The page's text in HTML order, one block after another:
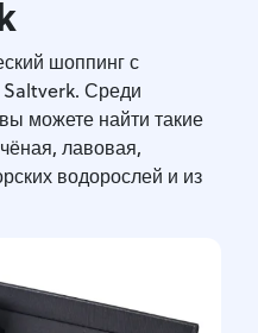
шоппинг с
Среди
можете найти такие
лавовая,
водорослей и из